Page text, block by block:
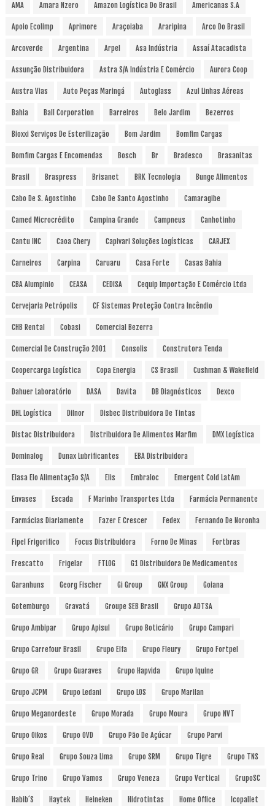
AMA Amara Nzero Amazon Logística Do Brasil Americanas S.A
Apoio Ecolimp Aprimore Araçoiaba Araripina Arco Do Brasil
Arcoverde Argentina Arpel Asa Indústria Assaí Atacadista
Assunção Distribuidora Astra S/A Indústria E Comércio Aurora Coop
Austra Vias Auto Peças Maringá Autoglass Azul Linhas Aéreas
Bahia Ball Corporation Barreiros Belo Jardim Bezerros
Bioxxi Serviços De Esterilização Bom Jardim Bomfim Cargas
Bomfim Cargas E Encomendas Bosch Br Bradesco Brasanitas
Brasil Braspress Brisanet BRK Tecnologia Bunge Alimentos
Cabo De S. Agostinho Cabo De Santo Agostinho Camaragibe
Camed Microcrédito Campina Grande Campneus Canhotinho
Cantu INC Caoa Chery Capivari Soluções Logísticas CARJEX
Carneiros Carpina Caruaru Casa Forte Casas Bahia
CBA Alumpinio CEASA CEDISA Cequip Importação E Comércio Ltda
Cervejaria Petrópolis CF Sistemas Proteção Contra Incêndio
CHB Rental Cobasi Comercial Bezerra
Comercial De Construção 2001 Consolis Construtora Tenda
Coopercarga Logística Copa Energia CS Brasil Cushman & Wakefield
Dahuer Laboratório DASA Davita DB Diagnósticos Dexco
DHL Logística Dilnor Disbec Distribuidora De Tintas
Distac Distribuidora Distribuidora De Alimentos Marfim DMX Logística
Dominalog Dunax Lubrificantes EBA Distribuidora
Elasa Elo Alimentação S/A Elis Embraloc Emergent Cold LatAm
Envases Escada F Marinho Transportes Ltda Farmácia Permanente
Farmácias Diariamente Fazer E Crescer Fedex Fernando De Noronha
Fipel Frigorifico Focus Distribuidora Forno De Minas Fortbras
Frescatto Frigelar FTLOG G1 Distribuidora De Medicamentos
Garanhuns Georg Fischer Gi Group GNX Group Goiana
Gotemburgo Gravatá Groupe SEB Brasil Grupo ADTSA
Grupo Ambipar Grupo Apisul Grupo Boticário Grupo Campari
Grupo Carrefour Brasil Grupo Elfa Grupo Fleury Grupo Fortpel
Grupo GR Grupo Guaraves Grupo Hapvida Grupo Iquine
Grupo JCPM Grupo Ledani Grupo LOS Grupo Marilan
Grupo Meganordeste Grupo Morada Grupo Moura Grupo NVT
Grupo Oikos Grupo OVD Grupo Pão De Açúcar Grupo Parvi
Grupo Real Grupo Souza Lima Grupo SRM Grupo Tigre Grupo TNS
Grupo Trino Grupo Vamos Grupo Veneza Grupo Vertical GrupoSC
Habib´s Haytek Heineken Hidrotintas Home Office Icopallet